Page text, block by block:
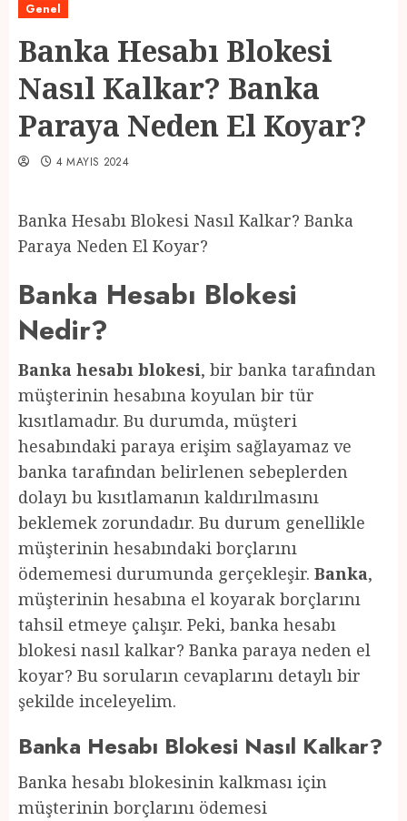
Genel
Banka Hesabı Blokesi
Nasıl Kalkar? Banka
Paraya Neden El Koyar?
4 MAYIS 2024
Banka Hesabı Blokesi Nasıl Kalkar? Banka
Paraya Neden El Koyar?
Banka Hesabı Blokesi
Nedir?
Banka hesabı blokesi, bir banka tarafından
müşterinin hesabına koyulan bir tür
kısıtlamadır. Bu durumda, müşteri
hesabındaki paraya erişim sağlayamaz ve
banka tarafından belirlenen sebeplerden
dolayı bu kısıtlamanın kaldırılmasını
beklemek zorundadır. Bu durum genellikle
müşterinin hesabındaki borçlarını
ödememesi durumunda gerçekleşir. Banka,
müşterinin hesabına el koyarak borçlarını
tahsil etmeye çalışır. Peki, banka hesabı
blokesi nasıl kalkar? Banka paraya neden el
koyar? Bu soruların cevaplarını detaylı bir
şekilde inceleyelim.
Banka Hesabı Blokesi Nasıl Kalkar?
Banka hesabı blokesinin kalkması için
müşterinin borçlarını ödemesi